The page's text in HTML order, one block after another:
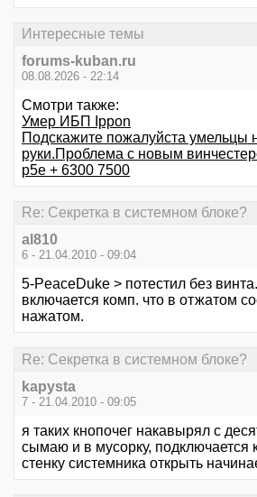
Интересные темы
forums-kuban.ru
08.08.2026 - 22:14
Смотри также:
Умер ИБП Ippon
Подскажите пожалуйста умельцы
руки.Проблема с новым
p5e + 6300 7500
Re: Секретка в системном блоке?
al810
6 - 21.04.2010 - 09:04
5-PeaceDuke > потестил без
включается комп. что в отжатом
нажатом.
Re: Секретка в системном блоке?
kapysta
7 - 21.04.2010 - 09:05
я таких кнопочег накавырял с
сымаю и в мусорку, подключается
стенку системника открыть